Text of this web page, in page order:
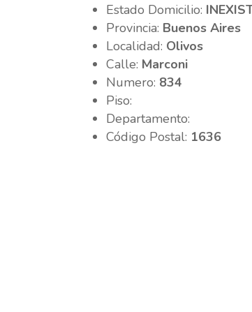
Estado Domicilio:
Provincia: Buenos Aires
Localidad: Olivos
Calle: Marconi
Numero: 834
Piso:
Departamento:
Código Postal: 1636